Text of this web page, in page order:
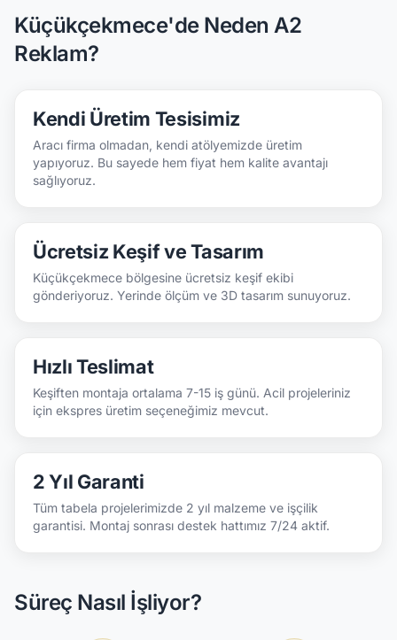
Küçükçekmece'de Neden A2
Reklam?
Kendi Üretim Tesisimiz
Aracı firma olmadan, kendi atölyemizde üretim
yapıyoruz. Bu sayede hem fiyat hem kalite avantajı
sağlıyoruz.
Ücretsiz Keşif ve Tasarım
Küçükçekmece bölgesine ücretsiz keşif ekibi
gönderiyoruz. Yerinde ölçüm ve 3D tasarım sunuyoruz.
Hızlı Teslimat
Keşiften montaja ortalama 7-15 iş günü. Acil projeleriniz
için ekspres üretim seçeneğimiz mevcut.
2 Yıl Garanti
Tüm tabela projelerimizde 2 yıl malzeme ve işçilik
garantisi. Montaj sonrası destek hattımız 7/24 aktif.
Süreç Nasıl İşliyor?